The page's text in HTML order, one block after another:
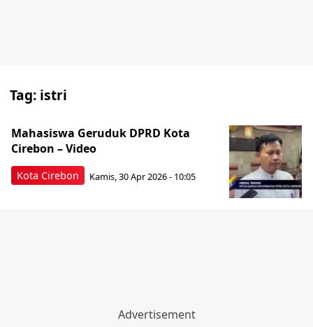
Tag: istri
Kota Cirebon
Mahasiswa Geruduk DPRD Kota
Cirebon – Video
Kamis, 30 Apr 2026 - 10:05